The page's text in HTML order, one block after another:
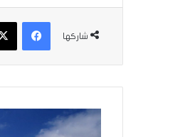
شاركها
مصر